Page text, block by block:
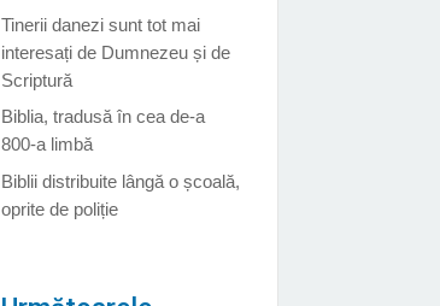
Tinerii danezi sunt tot mai
interesați de Dumnezeu și de
Scriptură
Biblia, tradusă în cea de-a
800-a limbă
Biblii distribuite lângă o școală,
oprite de poliție